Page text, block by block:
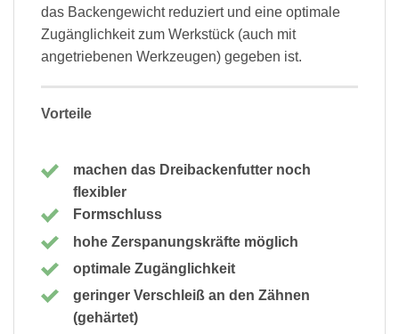
das Backengewicht reduziert und eine optimale
Zugänglichkeit zum Werkstück (auch mit
angetriebenen Werkzeugen) gegeben ist.
Vorteile
machen das Dreibackenfutter noch
flexibler
Formschluss
hohe Zerspanungskräfte möglich
optimale Zugänglichkeit
geringer Verschleiß an den Zähnen
(gehärtet)